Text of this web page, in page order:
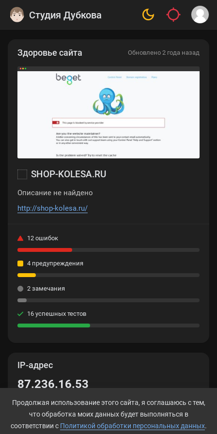
Студия Дубкова
IP-адрес
87.236.16.53
Здоровье сайта Обновлено 2 года назад
SHOP-KOLESA.RU
Описание не найдено
http://shop-kolesa.ru/
12 ошибок
4 предупреждения
2 замечания
16 успешных тестов
Продолжая использование этого сайта, я соглашаюсь с тем,
что обработка моих данных будет выполняться в
соответствии с Политикой обработки персональных данных.